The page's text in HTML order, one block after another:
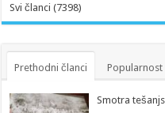
Svi članci (7398)
Prethodni članci Popularnost
Smotra